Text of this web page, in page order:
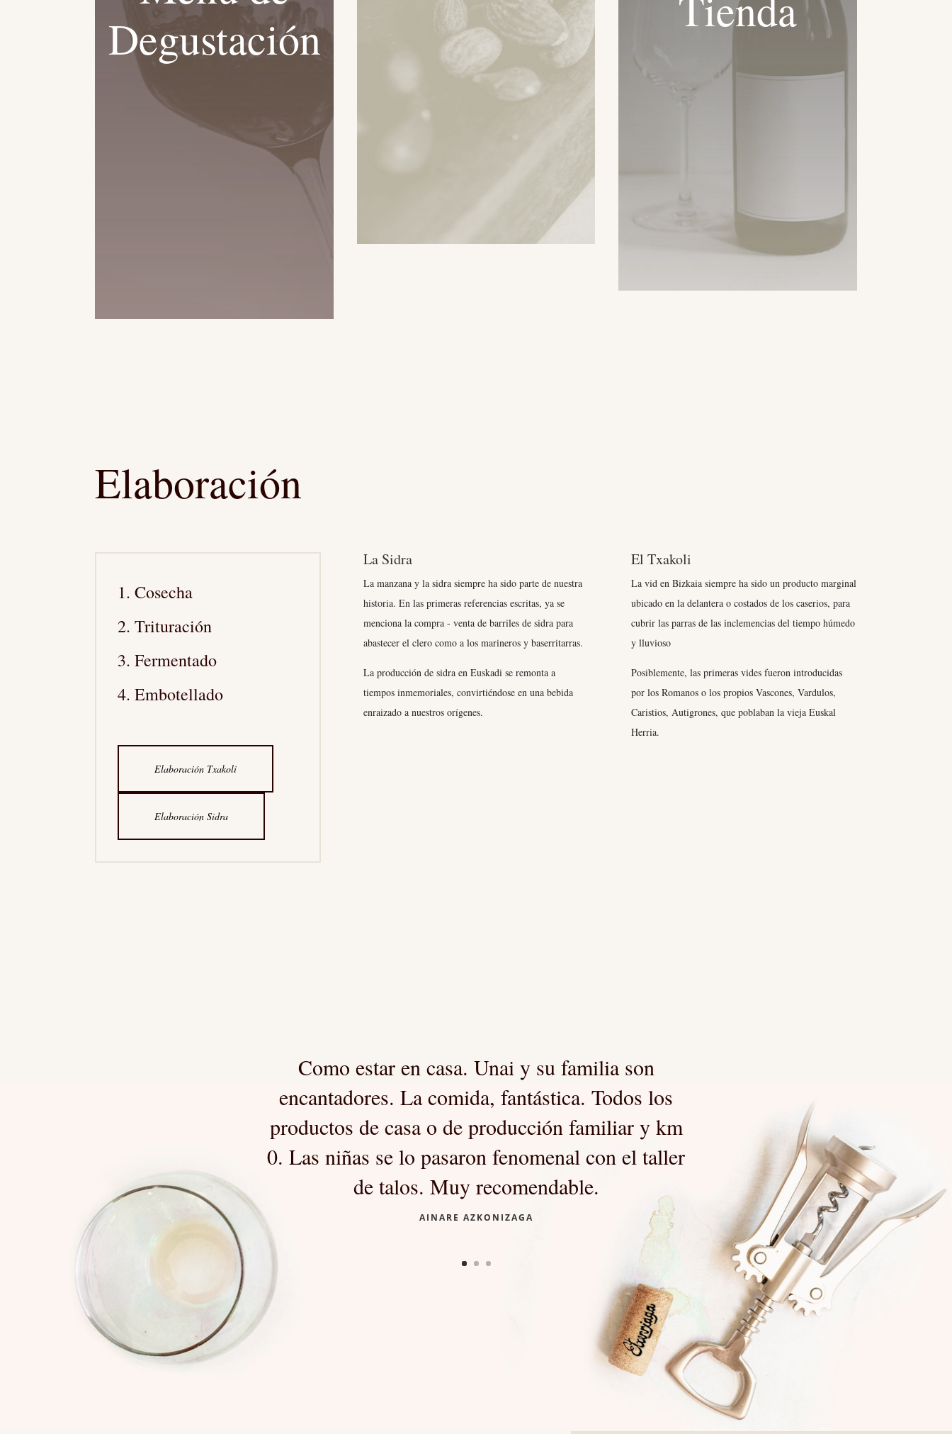
Degustación
Elaboración
Cosecha
Trituración
Fermentado
Embotellado
Elaboración Txakoli
Elaboración Sidra
La Sidra
La manzana y la sidra siempre ha sido parte de nuestra
historia. En las primeras referencias escritas, ya se
menciona la compra - venta de barriles de sidra para
abastecer el clero como a los marineros y baserritarras.
La producción de sidra en Euskadi se remonta a
tiempos inmemoriales, convirtiéndose en una bebida
enraizado a nuestros orígenes.
El Txakoli
La vid en Bizkaia siempre ha sido un producto marginal
ubicado en la delantera o costados de los caserios, para
cubrir las parras de las inclemencias del tiempo húmedo
y lluvioso
Posiblemente, las primeras vides fueron introducidas
por los Romanos o los propios Vascones, Vardulos,
Caristios, Autigrones, que poblaban la vieja Euskal
Herria.
Como estar en casa. Unai y su familia son
encantadores. La comida, fantástica. Todos los
productos de casa o de producción familiar y km
0. Las niñas se lo pasaron fenomenal con el taller
de talos. Muy recomendable.
AINARE AZKONIZAGA